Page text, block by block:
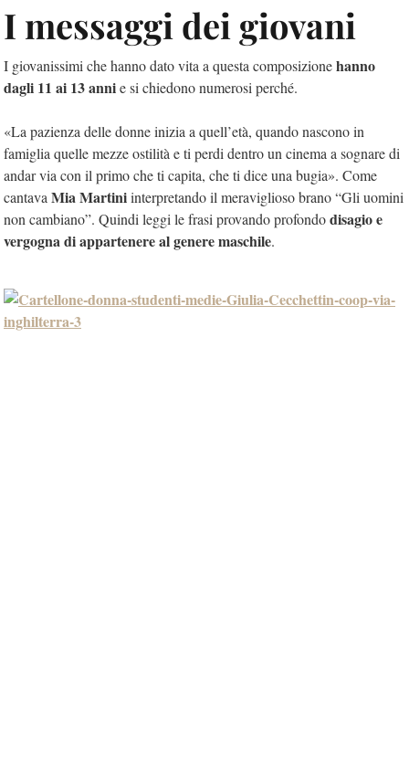
I messaggi dei giovani
I giovanissimi che hanno dato vita a questa composizionehanno
dagli 11 ai 13 annie si chiedono numerosi perché.
«La pazienza delle donne inizia a quell’età, quando nascono in
famiglia quelle mezze ostilità e ti perdi dentro un cinema a sognare di
andar via con il primo che ti capita, che ti dice una bugia». Come
cantava Mia Martiniinterpretando il meraviglioso brano “Gli uomini
non cambiano”. Quindi leggi le frasi provando profondodisagio e
vergogna di appartenere al genere maschile.